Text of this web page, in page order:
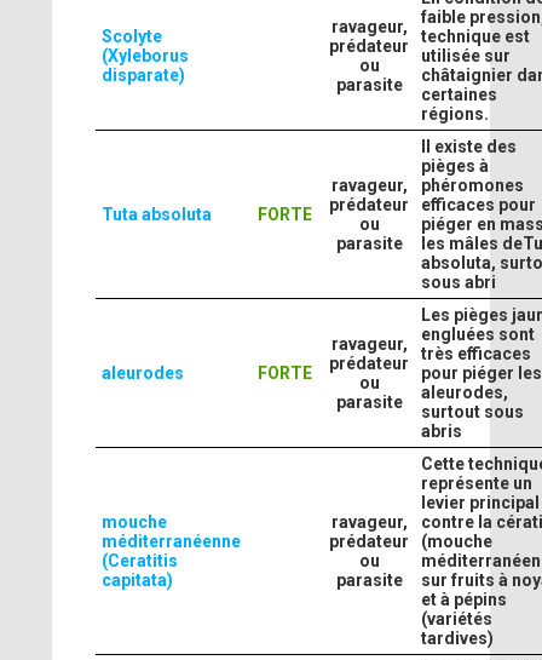
Scolyte
(Xyleborus
disparate)
ravageur,
prédateur
ou
parasite
faible
technique est
utilisée sur
châtaignier
certaines
régions.
Tuta absoluta FORTE
ravageur,
prédateur
ou
parasite
Il existe des
pièges à
phéromones
efficaces pour
piéger en
les mâles
absoluta,
sous abri
aleurodes FORTE
ravageur,
prédateur
ou
parasite
Les pièges
engluées sont
très efficaces
pour piéger les
aleurodes,
surtout sous
abris
mouche
méditerranéenne
(Ceratitis
capitata)
ravageur,
prédateur
ou
parasite
Cette
représente un
levier principal
contre la
(mouche
sur fruits à
et à pépins
(variétés
tardives)